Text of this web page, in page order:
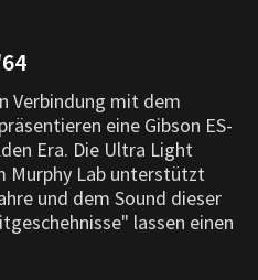
Verbindung mit dem
eine Gibson ES-
Era. Die Ultra Light
Murphy Lab unterstützt
und dem Sound dieser
lassen einen